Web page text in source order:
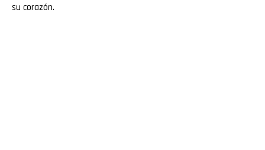
su corazón.